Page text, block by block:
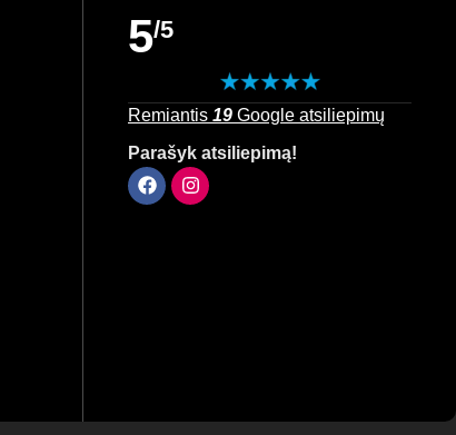
5/5
Remiantis 19 Google atsiliepimų
Parašyk atsiliepimą!